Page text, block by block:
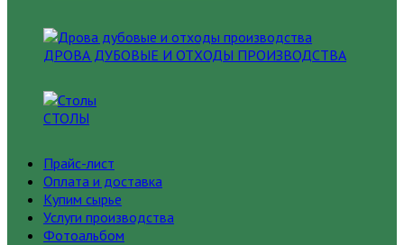
ДРОВА ДУБОВЫЕ И ОТХОДЫ ПРОИЗВОДСТВА
СТОЛЫ
Прайс-лист
Оплата и доставка
Купим сырье
Услуги производства
Фотоальбом